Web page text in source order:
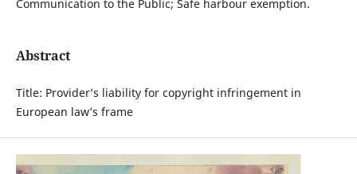
Communication to the Public; Safe harbour exemption.
Abstract
Title: Provider’s liability for copyright infringement in
European law’s frame